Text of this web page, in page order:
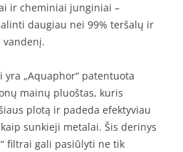
ir cheminiai junginiai –
daugiau nei 99% teršalų ir
„Aquaphor“ patentuota
mainų pluoštas, kuris
plotą ir padeda efektyviau
sunkieji metalai. Šis derinys
filtrai gali pasiūlyti ne tik